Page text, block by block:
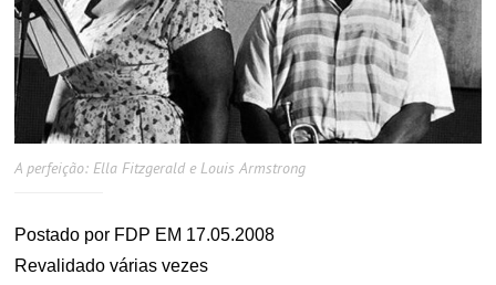
A perfeição: Ella Fitzgerald e Louis Armstrong
Postado por FDP EM 17.05.2008
Revalidado várias vezes